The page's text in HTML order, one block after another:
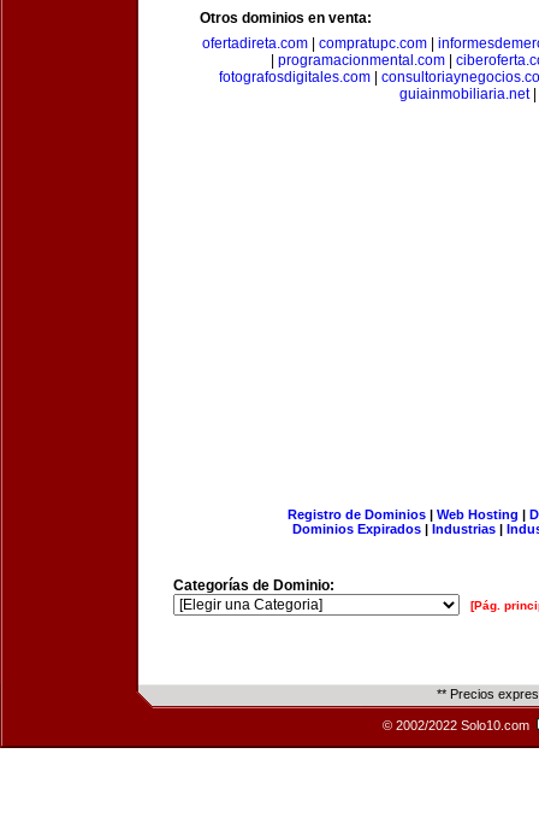
Otros dominios en venta:
ofertadireta.com| compratupc.com|
programacionmental.com|
fotografosdigitales.com
guiainmobiliaria.net|
Registro de Dominios| Web Hosting |
Dominios Expirados | Industrias |
Categorías de Dominio:
[Pág.
** Precios
© 2002/2022 Solo10.com